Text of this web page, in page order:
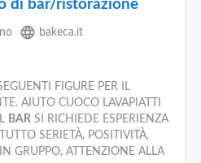
di bar/ristorazione
language bakeca.it
FIGURE PER IL
AIUTO CUOCO LAVAPIATTI
BAR SI RICHIEDE ESPERIENZA
SERIETÀ, POSITIVITÀ,
GRUPPO, ATTENZIONE ALLA